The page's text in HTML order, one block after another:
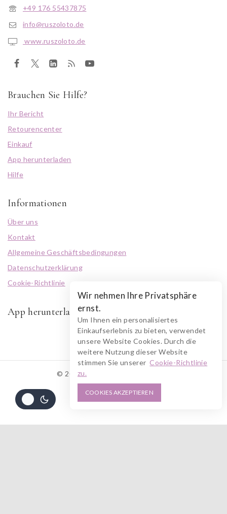
+49 176 55437875
info@ruszoloto.de
www.ruszoloto.de
Brauchen Sie Hilfe?
Ihr Bericht
Retourencenter
Einkauf
App herunterladen
Hilfe
Informationen
Über uns
Kontakt
Allgemeine Geschäftsbedingungen
Datenschutzerklärung
Cookie-Richtlinie
App herunterladen
© 2026 RUSZOLOTO Akzenz
Wir nehmen Ihre Privatsphäre
ernst.
Um Ihnen ein personalisiertes
Einkaufserlebnis zu bieten, verwendet
unsere Website Cookies. Durch die
weitere Nutzung dieser Website
stimmen Sie unsererCookie-Richtlinie
zu.
COOKIES AKZEPTIEREN